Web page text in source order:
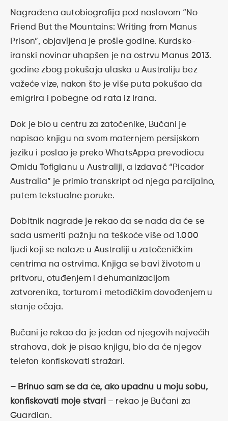
Nagrađena autobiografija pod naslovom “No
Friend But the Mountains: Writing from Manus
Prison”, objavljena je prošle godine. Kurdsko-
iranski novinar uhapšen je na ostrvu Manus 2013.
godine zbog pokušaja ulaska u Australiju bez
važeće vize, nakon što je više puta pokušao da
emigrira i pobegne od rata iz Irana.
Dok je bio u centru za zatočenike, Bučani je
napisao knjigu na svom maternjem persijskom
jeziku i poslao je preko WhatsAppa prevodiocu
Omidu Tofigianu u Australiji, a izdavač “Picador
Australia” je primio transkript od njega parcijalno,
putem tekstualne poruke.
Dobitnik nagrade je rekao da se nada da će se
sada usmeriti pažnju na teškoće više od 1.000
ljudi koji se nalaze u Australiji u zatočeničkim
centrima na ostrvima. Knjiga se bavi životom u
pritvoru, otuđenjem i dehumanizacijom
zatvorenika, torturom i metodičkim dovođenjem u
stanje očaja.
Bučani je rekao da je jedan od njegovih najvećih
strahova, dok je pisao knjigu, bio da će njegov
telefon konfiskovati stražari.
– Brinuo sam se da će, ako upadnu u moju sobu,
konfiskovati moje stvari – rekao je Bučani za
Guardian.